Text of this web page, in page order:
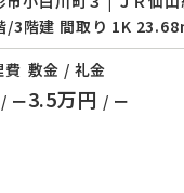
/3階建 間取り 1K
費
/ ー
敷金 / 礼金
3.5万円 / ー